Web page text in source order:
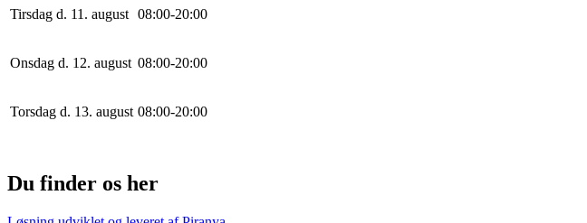
Tirsdag d. 11. august 08:00-20:00
Onsdag d. 12. august 08:00-20:00
Torsdag d. 13. august 08:00-20:00
Du finder os her